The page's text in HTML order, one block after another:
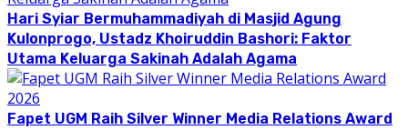
Hari Syiar Bermuhammadiyah di Masjid Agung
Kulonprogo, Ustadz Khoiruddin Bashori: Faktor
Utama Keluarga Sakinah Adalah Agama
Fapet UGM Raih Silver Winner Media Relations Award